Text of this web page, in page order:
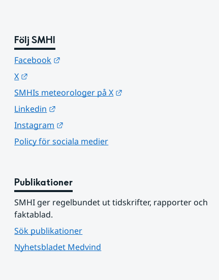
Följ SMHI
Facebook
X
SMHIs meteorologer på X
Linkedin
Instagram
Policy för sociala medier
Publikationer
SMHI ger regelbundet ut tidskrifter, rapporter och
faktablad.
Sök publikationer
Nyhetsbladet Medvind